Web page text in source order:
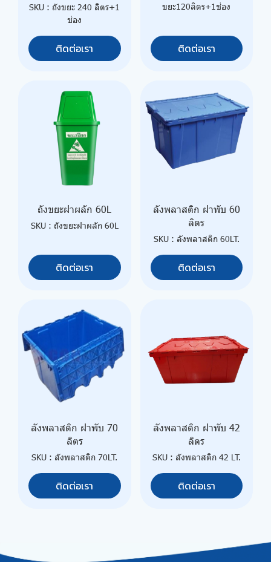
SKU : ถังขยะ 240 ลิตร+1
ช่อง
ติดต่อเรา
ขยะ120ลิตร+1ช่อง
ติดต่อเรา
ถังขยะฝาผลัก 60L
SKU : ถังขยะฝาผลัก 60L
ติดต่อเรา
ลังพลาสติก ฝาพับ 60
ลิตร
SKU : ลังพลาสติก 60LT.
ติดต่อเรา
ลังพลาสติก ฝาพับ 70
ลิตร
SKU : ลังพลาสติก 70LT.
ติดต่อเรา
ลังพลาสติก ฝาพับ 42
ลิตร
SKU : ลังพลาสติก 42 LT.
ติดต่อเรา